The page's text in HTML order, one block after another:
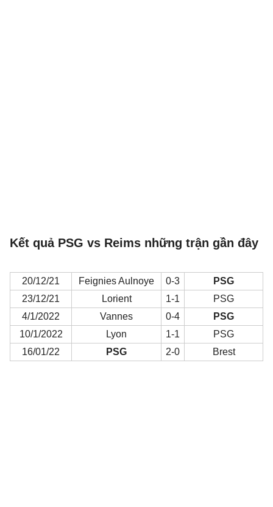
Kết quả PSG vs Reims những trận gần đây
20/12/21 Feignies Aulnoye 0-3
PSG
23/12/21
Lorient 1-1
PSG
4/1/2022
Vannes 0-4
PSG
10/1/2022
Lyon 1-1
PSG
16/01/22
PSG 2-0 Brest